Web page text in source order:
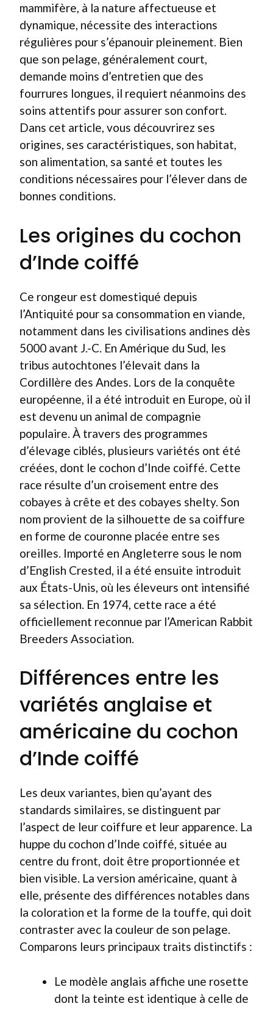
mammifère, à la nature affectueuse et
dynamique, nécessite des interactions
régulières pour s’épanouir pleinement. Bien
que son pelage, généralement court,
demande moins d’entretien que des
fourrures longues, il requiert néanmoins des
soins attentifs pour assurer son confort.
Dans cet article, vous découvrirez ses
origines, ses caractéristiques, son habitat,
son alimentation, sa santé et toutes les
conditions nécessaires pour l’élever dans de
bonnes conditions.
Les origines du cochon
d’Inde coiffé
Ce rongeur est domestiqué depuis
l’Antiquité pour sa consommation en viande,
notamment dans les civilisations andines dès
5000 avant J.-C. En Amérique du Sud, les
tribus autochtones l’élevait dans la
Cordillère des Andes. Lors de la conquête
européenne, il a été introduit en Europe, où il
est devenu un animal de compagnie
populaire. À travers des programmes
d’élevage ciblés, plusieurs variétés ont été
créées, dont le cochon d’Inde coiffé. Cette
race résulte d’un croisement entre des
cobayes à crête et des cobayes shelty. Son
nom provient de la silhouette de sa coiffure
en forme de couronne placée entre ses
oreilles. Importé en Angleterre sous le nom
d’English Crested, il a été ensuite introduit
aux États-Unis, où les éleveurs ont intensifié
sa sélection. En 1974, cette race a été
officiellement reconnue par l’American Rabbit
Breeders Association.
Différences entre les
variétés anglaise et
américaine du cochon
d’Inde coiffé
Les deux variantes, bien qu’ayant des
standards similaires, se distinguent par
l’aspect de leur coiffure et leur apparence. La
huppe du cochon d’Inde coiffé, située au
centre du front, doit être proportionnée et
bien visible. La version américaine, quant à
elle, présente des différences notables dans
la coloration et la forme de la touffe, qui doit
contraster avec la couleur de son pelage.
Comparons leurs principaux traits distinctifs :
Le modèle anglais affiche une rosette
dont la teinte est identique à celle de